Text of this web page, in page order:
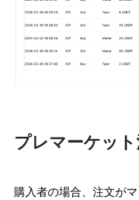
プレマーケッ
購入者の場合、注文が